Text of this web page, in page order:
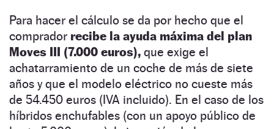
Para hacer el cálculo se da por hecho que el
comprador recibe la ayuda máxima del plan
Moves III (7.000 euros), que exige el
achatarramiento de un coche de más de siete
años y que el modelo eléctrico no cueste más
de 54.450 euros (IVA incluido). En el caso de los
híbridos enchufables (con un apoyo público de